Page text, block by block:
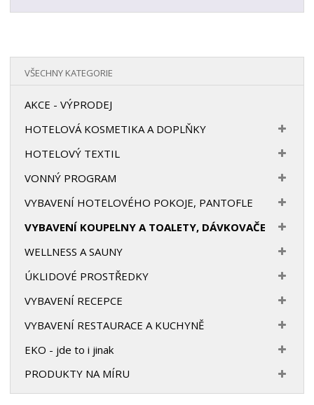
VŠECHNY KATEGORIE
AKCE - VÝPRODEJ
HOTELOVÁ KOSMETIKA A DOPLŇKY
HOTELOVÝ TEXTIL
VONNÝ PROGRAM
VYBAVENÍ HOTELOVÉHO POKOJE, PANTOFLE
VYBAVENÍ KOUPELNY A TOALETY, DÁVKOVAČE
WELLNESS A SAUNY
ÚKLIDOVÉ PROSTŘEDKY
VYBAVENÍ RECEPCE
VYBAVENÍ RESTAURACE A KUCHYNĚ
EKO - jde to i jinak
PRODUKTY NA MÍRU